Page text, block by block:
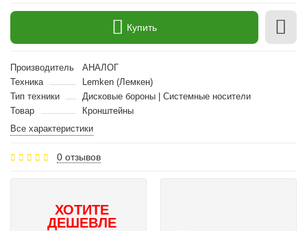
Купить
Производитель
АНАЛОГ
Техника
Lemken (Лемкен)
Тип техники
Дисковые бороны | Cистемные носители
Товар
Кронштейны
Все характеристики
0 отзывов
ХОТИТЕ
ДЕШЕВЛЕ